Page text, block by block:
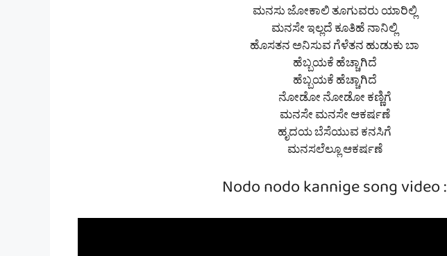
ಮನಸು ಜೋಕಾಲಿ ತೂಗುವರು ಯಾರಿಲ್ಲಿ
ಮನಸೇ ಇಲ್ಲದೆ ಕೂತಿಹೆ ನಾನಿಲ್ಲಿ
ಹೊಸತನ ಅನಿಸುವ ಗೆಳೆತನ ಹುಡುಕು ಬಾ
ಹೆಬ್ಬಯಕೆ ಹೆಚ್ಚಾಗಿದೆ
ಹೆಬ್ಬಯಕೆ ಹೆಚ್ಚಾಗಿದೆ
ನೋಡೋ ನೋಡೋ ಕಣ್ಣಿಗೆ
ಮನಸೇ ಮನಸೇ ಆಕರ್ಷಣೆ
ಹೃದಯ ಬೆಸೆಯುವ ಕನಸಿಗೆ
ಮನಸಲೆಲ್ಲೂ ಆಕರ್ಷಣೆ
Nodo nodo kannige song video :